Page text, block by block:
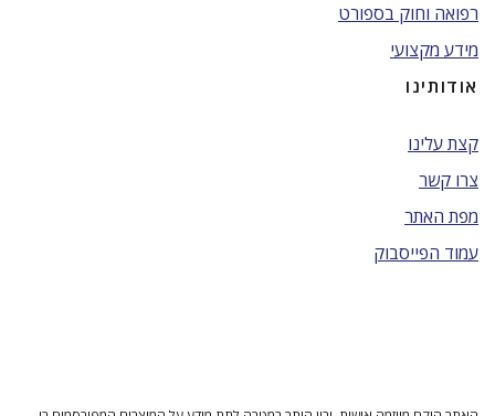
רפואה וחוק בספורט
מידע מקצועי
אודותינו
קצת עלינו
צרו קשר
מפת האתר
עמוד הפייסבוק